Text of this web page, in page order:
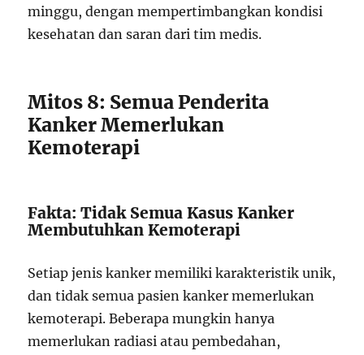
minggu, dengan mempertimbangkan kondisi
kesehatan dan saran dari tim medis.
Mitos 8: Semua Penderita
Kanker Memerlukan
Kemoterapi
Fakta: Tidak Semua Kasus Kanker
Membutuhkan Kemoterapi
Setiap jenis kanker memiliki karakteristik unik,
dan tidak semua pasien kanker memerlukan
kemoterapi. Beberapa mungkin hanya
memerlukan radiasi atau pembedahan,